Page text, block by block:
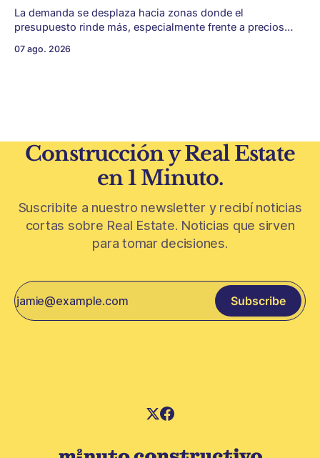
La demanda se desplaza hacia zonas donde el
presupuesto rinde más, especialmente frente a precios
Conurbano vuelve a ganar protagonismo en el mapa
07 ago. 2026
Construcción y Real Estate
en 1 Minuto.
Suscribite a nuestro newsletter y recibí noticias
cortas sobre Real Estate. Noticias que sirven
para tomar decisiones.
Subscribe